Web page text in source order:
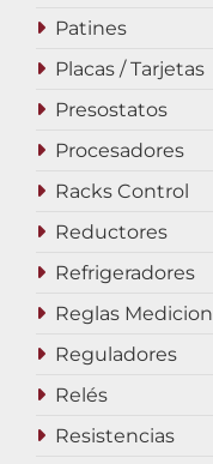
Patines
Placas / Tarjetas
Presostatos
Procesadores
Racks Control
Reductores
Refrigeradores
Reglas Medicion
Reguladores
Relés
Resistencias